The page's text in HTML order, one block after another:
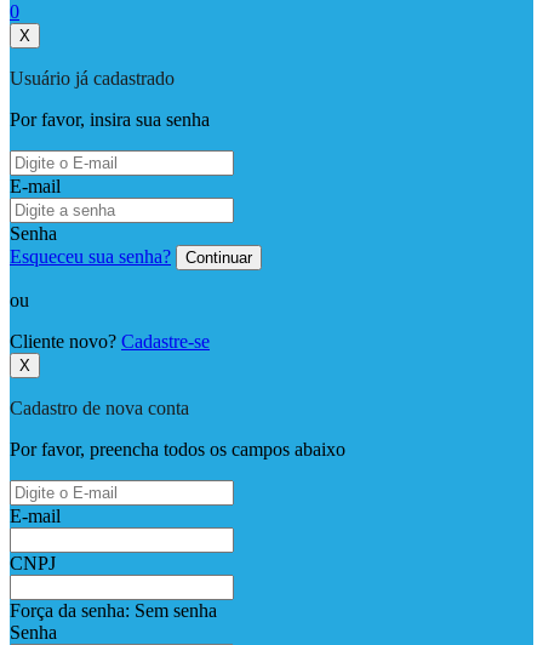
0
X
Usuário já cadastrado
Por favor, insira sua senha
E-mail
Senha
Esqueceu sua senha?
Continuar
ou
Cliente novo? Cadastre-se
X
Cadastro de nova conta
Por favor, preencha todos os campos abaixo
E-mail
CNPJ
Força da senha: Sem senha
Senha